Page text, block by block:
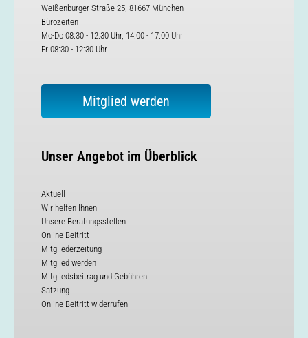
Weißenburger Straße 25, 81667 München
Bürozeiten
Mo-Do 08:30 - 12:30 Uhr, 14:00 - 17:00 Uhr
Fr 08:30 - 12:30 Uhr
Mitglied werden
Unser Angebot im Überblick
Aktuell
Wir helfen Ihnen
Unsere Beratungsstellen
Online-Beitritt
Mitgliederzeitung
Mitglied werden
Mitgliedsbeitrag und Gebühren
Satzung
Online-Beitritt widerrufen